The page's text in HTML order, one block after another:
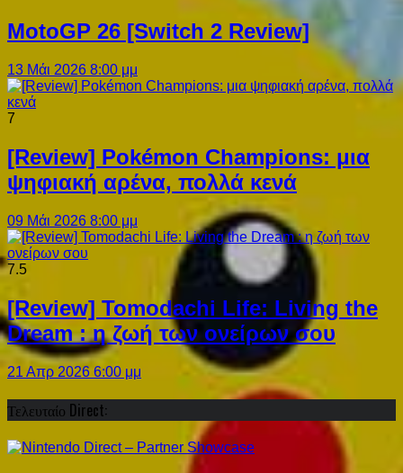
MotoGP 26 [Switch 2 Review]
13 Μάι 2026 8:00 μμ
7
[Review] Pokémon Champions: μια
ψηφιακή αρένα, πολλά κενά
09 Μάι 2026 8:00 μμ
7.5
[Review] Tomodachi Life: Living the
Dream : η ζωή των ονείρων σου
21 Απρ 2026 6:00 μμ
Τελευταίο Direct: